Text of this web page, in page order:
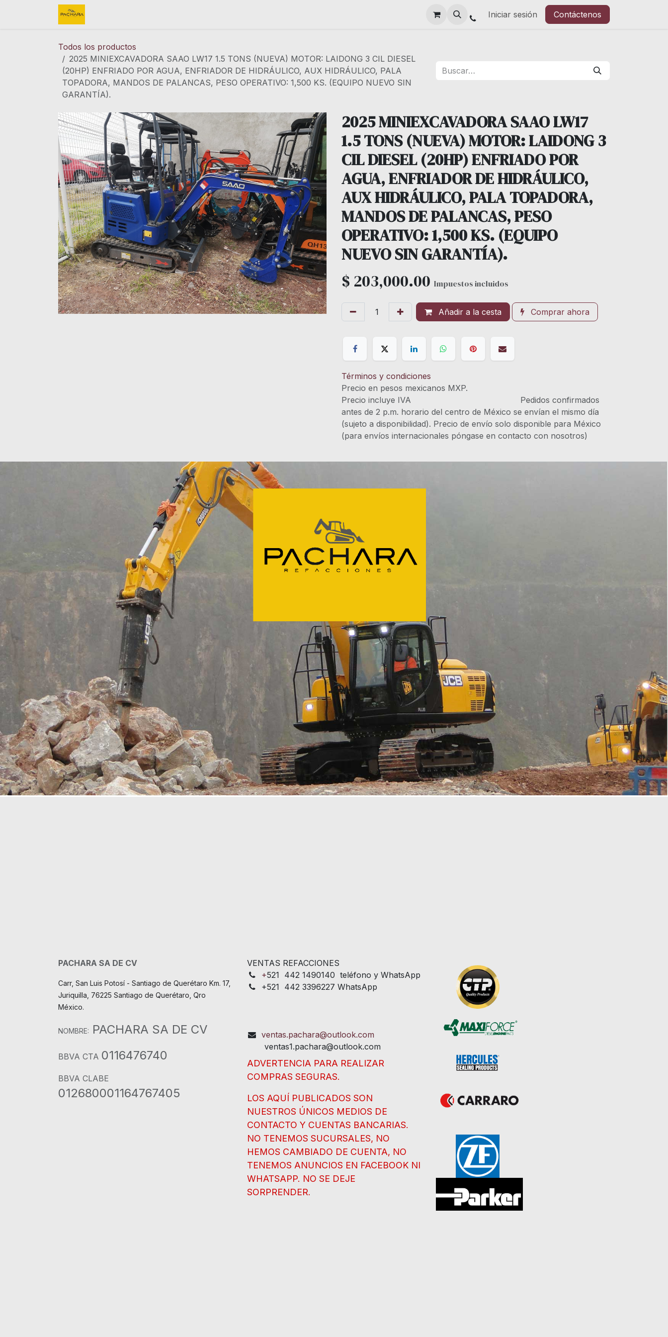
Iniciar sesión Contáctenos
Todos los productos
2025 MINIEXCAVADORA SAAO LW17 1.5 TONS (NUEVA) MOTOR: LAIDONG 3 CIL DIESEL
(20HP) ENFRIADO POR AGUA, ENFRIADOR DE HIDRÁULICO, AUX HIDRÁULICO, PALA
TOPADORA, MANDOS DE PALANCAS, PESO OPERATIVO: 1,500 KS. (EQUIPO NUEVO SIN
GARANTÍA).
2025 MINIEXCAVADORA SAAO LW17
1.5 TONS (NUEVA) MOTOR: LAIDONG 3
CIL DIESEL (20HP) ENFRIADO POR
AGUA, ENFRIADOR DE HIDRÁULICO,
AUX HIDRÁULICO, PALA TOPADORA,
MANDOS DE PALANCAS, PESO
OPERATIVO: 1,500 KS. (EQUIPO
NUEVO SIN GARANTÍA).
$ 203,000.00 Impuestos incluidos
Añadir a la cesta Comprar ahora
Términos y condiciones
Precio en pesos mexicanos MXP.
Precio incluye IVA Pedidos confirmados
antes de 2 p.m. horario del centro de México se envían el mismo día
(sujeto a disponibilidad). Precio de envío solo disponible para México
(para envíos internacionales póngase en contacto con nosotros)
PACHARA SA DE CV
Carr, San Luis Potosí - Santiago de Querétaro Km. 17,
Juriquilla, 76225 Santiago de Querétaro, Qro
México.
NOMBRE: PACHARA SA DE CV
BBVA CTA 0116476740
BBVA CLABE
012680001164767405
VENTAS REFACCIONES
+521 442 1490140 teléfono y WhatsApp
+521 442 3396227 WhatsApp
ventas.pachara@outlook.com
ventas1.pachara@outlook.com
ADVERTENCIA PARA REALIZAR
COMPRAS SEGURAS.
LOS AQUÍ PUBLICADOS SON
NUESTROS ÚNICOS MEDIOS DE
CONTACTO Y CUENTAS BANCARIAS.
NO TENEMOS SUCURSALES, NO
HEMOS CAMBIADO DE CUENTA, NO
TENEMOS ANUNCIOS EN FACEBOOK NI
WHATSAPP. NO SE DEJE
SORPRENDER.